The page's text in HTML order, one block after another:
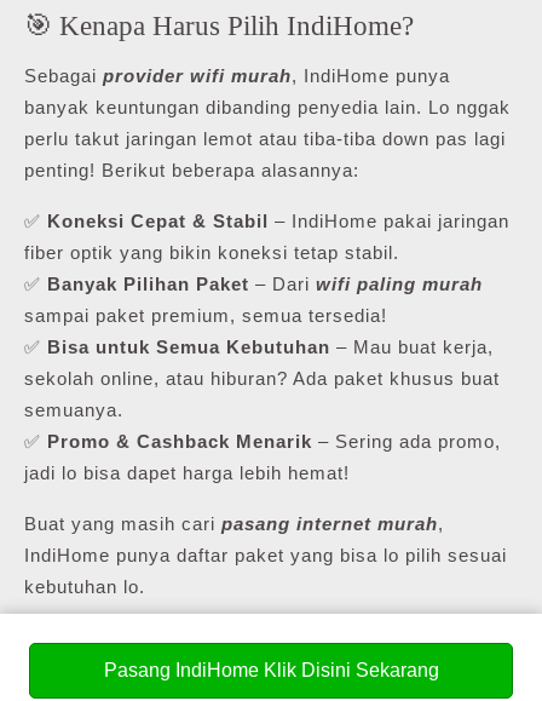
🎯 Kenapa Harus Pilih IndiHome?
Sebagai provider wifi murah, IndiHome punya
banyak keuntungan dibanding penyedia lain. Lo nggak
perlu takut jaringan lemot atau tiba-tiba down pas lagi
penting! Berikut beberapa alasannya:
✅ Koneksi Cepat & Stabil – IndiHome pakai jaringan
fiber optik yang bikin koneksi tetap stabil.
✅ Banyak Pilihan Paket – Dari wifi paling murah
sampai paket premium, semua tersedia!
✅ Bisa untuk Semua Kebutuhan – Mau buat kerja,
sekolah online, atau hiburan? Ada paket khusus buat
semuanya.
✅ Promo & Cashback Menarik – Sering ada promo,
jadi lo bisa dapet harga lebih hemat!
Buat yang masih cari pasang internet murah,
IndiHome punya daftar paket yang bisa lo pilih sesuai
kebutuhan lo.
💰 Daftar Harga Paket Pasang WiFi Murah
Pasang IndiHome Klik Disini Sekarang